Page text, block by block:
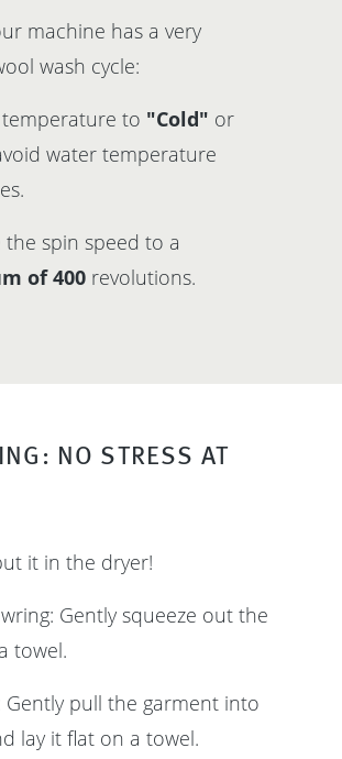
machine has a very
wash cycle:
temperature to "Cold" or
water temperature
the spin speed to a
of 400 revolutions.
NO STRESS AT
it in the dryer!
Gently squeeze out the
towel.
Gently pull the garment into
lay it flat on a towel.